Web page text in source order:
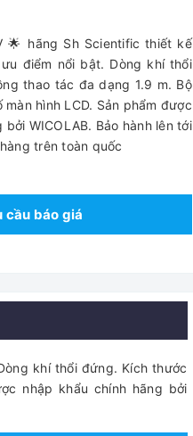
🌟 hãng Sh Scientific thiết kế
điểm nổi bật. Dòng khí thổi
thao tác đa dạng 1.9 m. Bộ
hình LCD. Sản phẩm được
WICOLAB. Bảo hành lên tới
trên toàn quốc
cầu báo giá
khí thổi đứng. Kích thước
nhập khẩu chính hãng bởi